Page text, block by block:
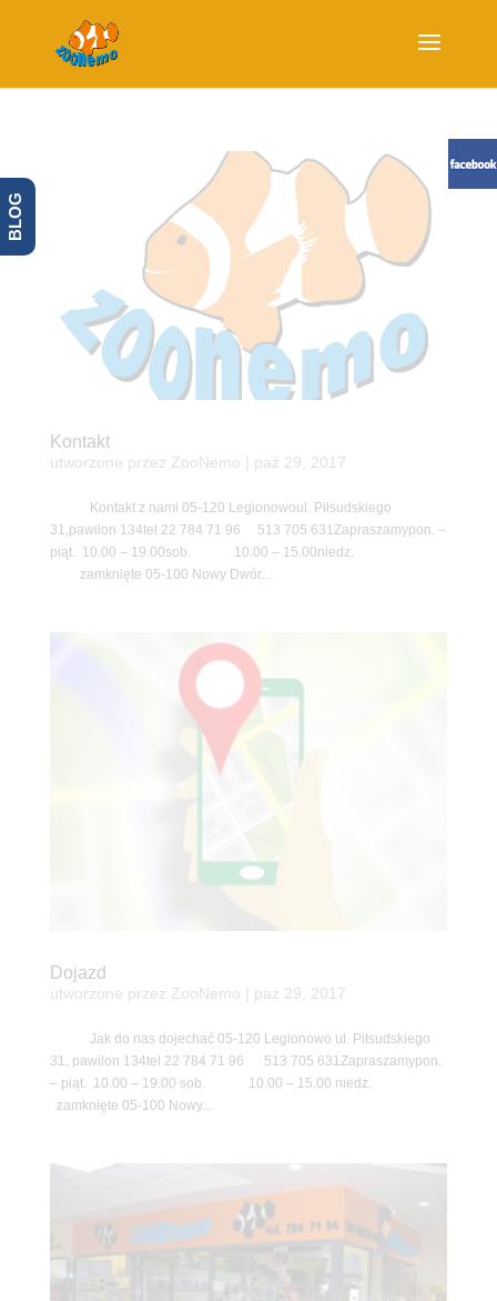
Kontakt
utworzone przez ZooNemo paź 29, 2017
Kontakt z nami 05-120 Legionowoul. Piłsudskiego
31,pawilon 134tel 22 784 71 96 513 705 631Zapraszamypon. –
piąt. 10.00 – 19.00sob. 10.00 – 15.00niedz.
zamknięte 05-100 Nowy Dwór...
Dojazd
utworzone przez ZooNemo paź 29, 2017
Jak do nas dojechać 05-120 Legionowo ul. Piłsudskiego
31, pawilon 134tel 22 784 71 96 513 705 631Zapraszamypon.
– piąt. 10.00 – 19.00 sob. 10.00 – 15.00 niedz.
zamknięte 05-100 Nowy...
BLOG